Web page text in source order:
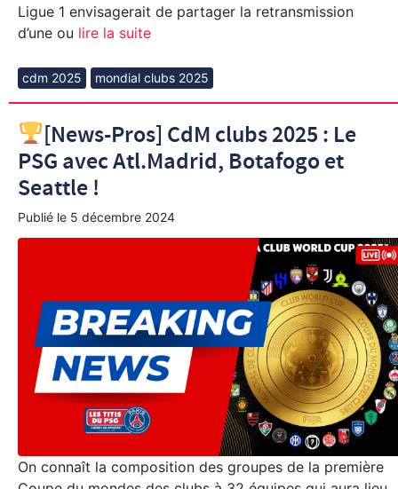
Ligue 1 envisagerait de partager la retransmission
d’une ou lire la suite
cdm 2025 mondial clubs 2025
[News-Pros] CdM clubs 2025 : Le
PSG avec Atl.Madrid, Botafogo et
Seattle !
Publié le 5 décembre 2024
On connaît la composition des groupes de la première